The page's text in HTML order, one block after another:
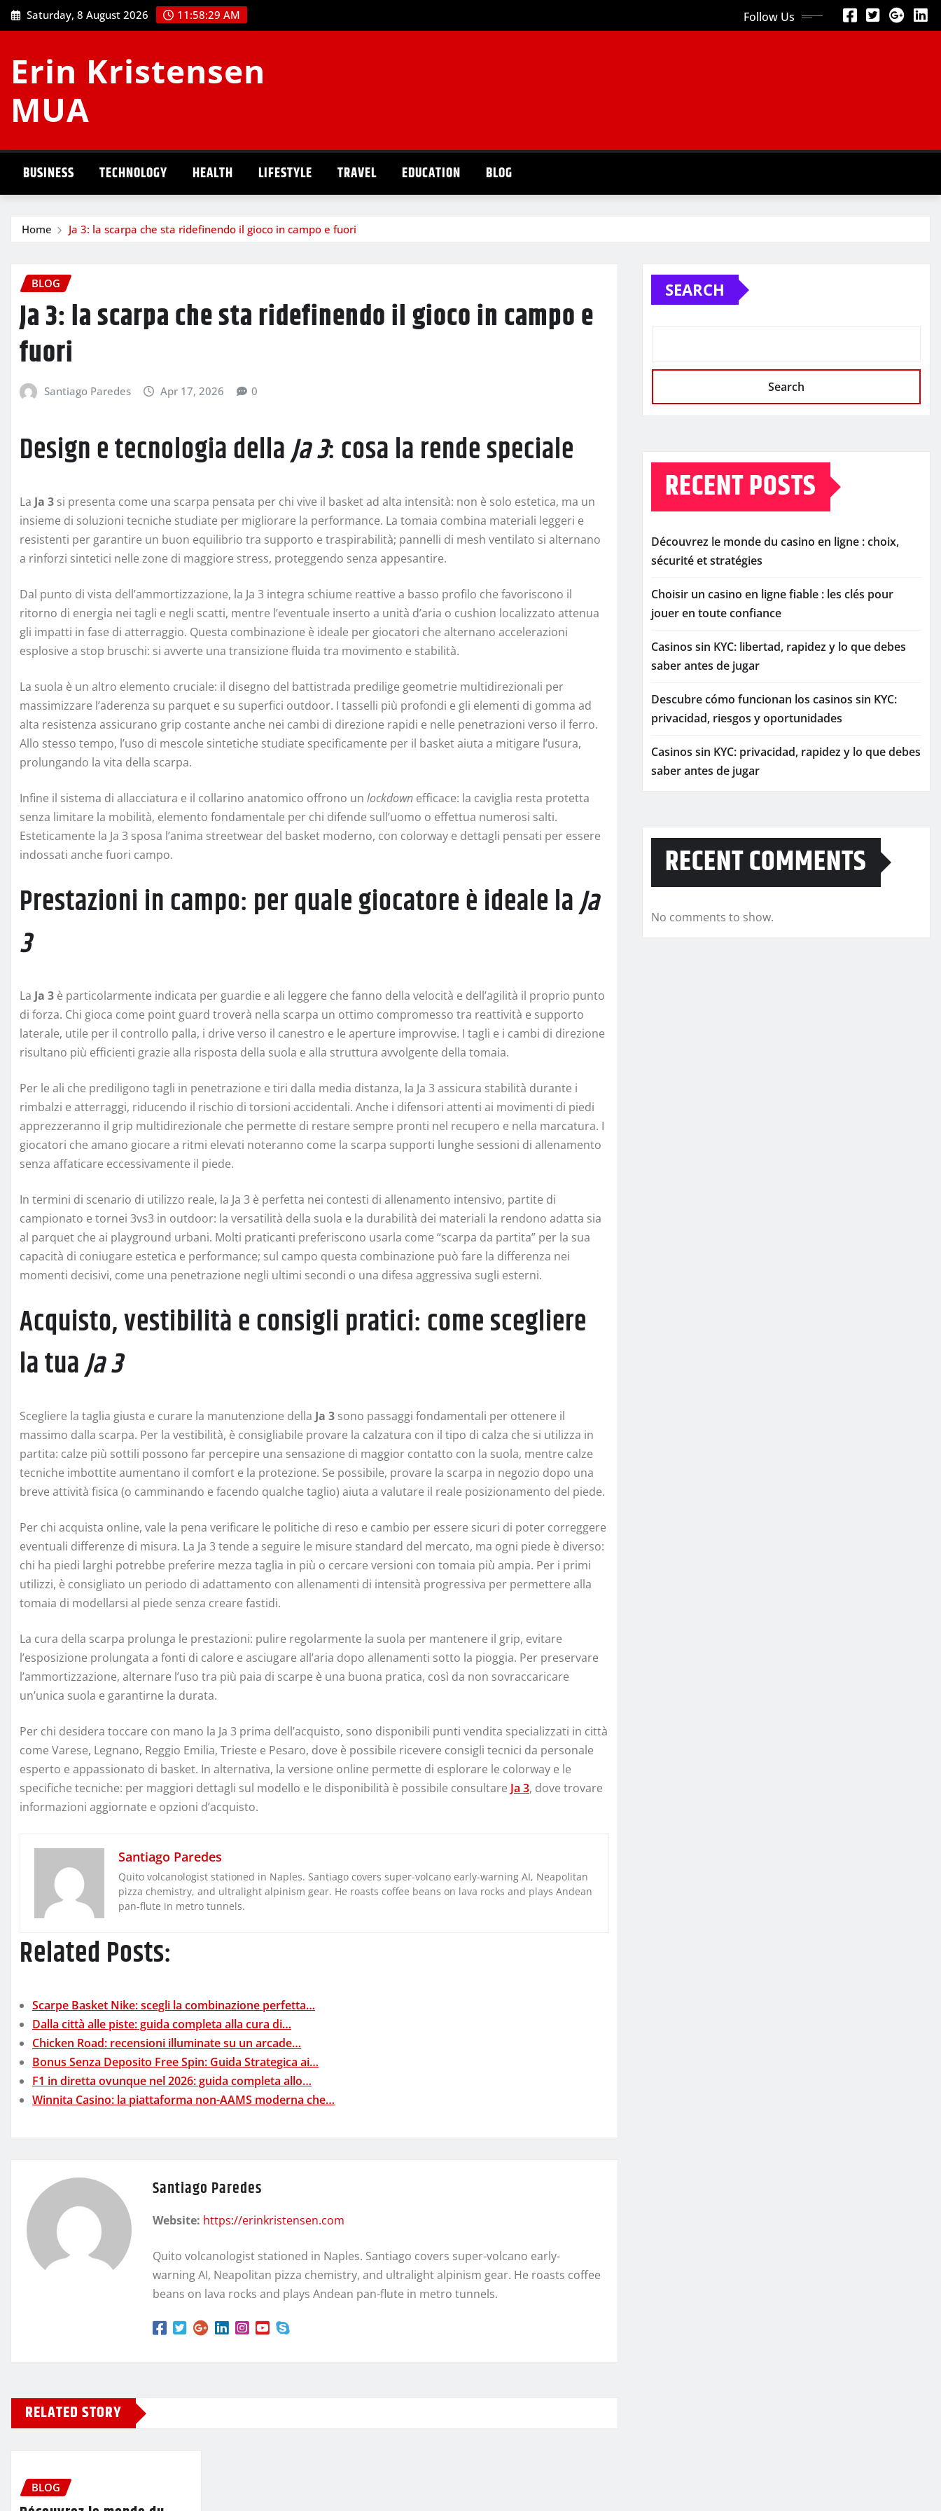
Skip
to
Saturday, 8 August 2026 11:58:30 AM Follow Us
Erin Kristensen
MUA
BUSINESS TECHNOLOGY HEALTH LIFESTYLE TRAVEL EDUCATION BLOG
Home Ja 3: la scarpa che sta ridefinendo il gioco in campo e fuori
BLOG
Ja 3: la scarpa che sta ridefinendo il gioco in campo e
fuori
Santiago Paredes Apr 17, 2026 0
Design e tecnologia dellaJa 3: cosa la rende speciale
La Ja 3 si presenta come una scarpa pensata per chi vive il basket ad alta intensità: non è solo estetica, ma un
insieme di soluzioni tecniche studiate per migliorare la performance. La tomaia combina materiali leggeri e
resistenti per garantire un buon equilibrio tra supporto e traspirabilità; pannelli di mesh ventilato si alternano
a rinforzi sintetici nelle zone di maggiore stress, proteggendo senza appesantire.
Dal punto di vista dell’ammortizzazione, la Ja 3 integra schiume reattive a basso profilo che favoriscono il
ritorno di energia nei tagli e negli scatti, mentre l’eventuale inserto a unità d’aria o cushion localizzato attenua
gli impatti in fase di atterraggio. Questa combinazione è ideale per giocatori che alternano accelerazioni
esplosive a stop bruschi: si avverte una transizione fluida tra movimento e stabilità.
La suola è un altro elemento cruciale: il disegno del battistrada predilige geometrie multidirezionali per
massimizzare l’aderenza su parquet e su superfici outdoor. I tasselli più profondi e gli elementi di gomma ad
alta resistenza assicurano grip costante anche nei cambi di direzione rapidi e nelle penetrazioni verso il ferro.
Allo stesso tempo, l’uso di mescole sintetiche studiate specificamente per il basket aiuta a mitigare l’usura,
prolungando la vita della scarpa.
Infine il sistema di allacciatura e il collarino anatomico offrono un lockdown efficace: la caviglia resta protetta
senza limitare la mobilità, elemento fondamentale per chi difende sull’uomo o effettua numerosi salti.
Esteticamente la Ja 3 sposa l’anima streetwear del basket moderno, con colorway e dettagli pensati per essere
indossati anche fuori campo.
Prestazioni in campo: per quale giocatore è ideale laJa
3
La Ja 3 è particolarmente indicata per guardie e ali leggere che fanno della velocità e dell’agilità il proprio punto
di forza. Chi gioca come point guard troverà nella scarpa un ottimo compromesso tra reattività e supporto
laterale, utile per il controllo palla, i drive verso il canestro e le aperture improvvise. I tagli e i cambi di direzione
risultano più efficienti grazie alla risposta della suola e alla struttura avvolgente della tomaia.
Per le ali che prediligono tagli in penetrazione e tiri dalla media distanza, la Ja 3 assicura stabilità durante i
rimbalzi e atterraggi, riducendo il rischio di torsioni accidentali. Anche i difensori attenti ai movimenti di piedi
apprezzeranno il grip multidirezionale che permette di restare sempre pronti nel recupero e nella marcatura. I
giocatori che amano giocare a ritmi elevati noteranno come la scarpa supporti lunghe sessioni di allenamento
senza affaticare eccessivamente il piede.
In termini di scenario di utilizzo reale, la Ja 3 è perfetta nei contesti di allenamento intensivo, partite di
campionato e tornei 3vs3 in outdoor: la versatilità della suola e la durabilità dei materiali la rendono adatta sia
al parquet che ai playground urbani. Molti praticanti preferiscono usarla come “scarpa da partita” per la sua
capacità di coniugare estetica e performance; sul campo questa combinazione può fare la differenza nei
momenti decisivi, come una penetrazione negli ultimi secondi o una difesa aggressiva sugli esterni.
Acquisto, vestibilità e consigli pratici: come scegliere
la tuaJa 3
Scegliere la taglia giusta e curare la manutenzione della Ja 3 sono passaggi fondamentali per ottenere il
massimo dalla scarpa. Per la vestibilità, è consigliabile provare la calzatura con il tipo di calza che si utilizza in
partita: calze più sottili possono far percepire una sensazione di maggior contatto con la suola, mentre calze
tecniche imbottite aumentano il comfort e la protezione. Se possibile, provare la scarpa in negozio dopo una
breve attività fisica (o camminando e facendo qualche taglio) aiuta a valutare il reale posizionamento del piede.
Per chi acquista online, vale la pena verificare le politiche di reso e cambio per essere sicuri di poter correggere
eventuali differenze di misura. La Ja 3 tende a seguire le misure standard del mercato, ma ogni piede è diverso:
chi ha piedi larghi potrebbe preferire mezza taglia in più o cercare versioni con tomaia più ampia. Per i primi
utilizzi, è consigliato un periodo di adattamento con allenamenti di intensità progressiva per permettere alla
tomaia di modellarsi al piede senza creare fastidi.
La cura della scarpa prolunga le prestazioni: pulire regolarmente la suola per mantenere il grip, evitare
l’esposizione prolungata a fonti di calore e asciugare all’aria dopo allenamenti sotto la pioggia. Per preservare
l’ammortizzazione, alternare l’uso tra più paia di scarpe è una buona pratica, così da non sovraccaricare
un’unica suola e garantirne la durata.
Per chi desidera toccare con mano la Ja 3 prima dell’acquisto, sono disponibili punti vendita specializzati in città
come Varese, Legnano, Reggio Emilia, Trieste e Pesaro, dove è possibile ricevere consigli tecnici da personale
esperto e appassionato di basket. In alternativa, la versione online permette di esplorare le colorway e le
specifiche tecniche: per maggiori dettagli sul modello e le disponibilità è possibile consultare Ja 3, dove trovare
informazioni aggiornate e opzioni d’acquisto.
Santiago Paredes
Quito volcanologist stationed in Naples. Santiago covers super-volcano early-warning AI, Neapolitan
pizza chemistry, and ultralight alpinism gear. He roasts coffee beans on lava rocks and plays Andean
pan-flute in metro tunnels.
Related Posts:
Scarpe Basket Nike: scegli la combinazione perfetta…
Dalla città alle piste: guida completa alla cura di…
Chicken Road: recensioni illuminate su un arcade…
Bonus Senza Deposito Free Spin: Guida Strategica ai…
F1 in diretta ovunque nel 2026: guida completa allo…
Winnita Casino: la piattaforma non-AAMS moderna che…
Santiago Paredes
Website: https://erinkristensen.com
Quito volcanologist stationed in Naples. Santiago covers super-volcano early-
warning AI, Neapolitan pizza chemistry, and ultralight alpinism gear. He roasts coffee
beans on lava rocks and plays Andean pan-flute in metro tunnels.
RELATED STORY
BLOG
SEARCH
Search
RECENT POSTS
Découvrez le monde du casino en ligne : choix,
sécurité et stratégies
Choisir un casino en ligne fiable : les clés pour
jouer en toute confiance
Casinos sin KYC: libertad, rapidez y lo que debes
saber antes de jugar
Descubre cómo funcionan los casinos sin KYC:
privacidad, riesgos y oportunidades
Casinos sin KYC: privacidad, rapidez y lo que debes
saber antes de jugar
RECENT COMMENTS
No comments to show.